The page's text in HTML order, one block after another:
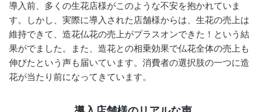
導入前、多くの生花店様がこのような不安を抱かれていま
す。しかし、実際に導入された店舗様からは、生花の売上は
維持できて、造花仏花の売上がプラスオンできた！という結
果がでました。また、造花との相乗効果で仏花全体の売上も
伸びたという声も届いています。消費者の選択肢の一つに造
花が当たり前になってきています。